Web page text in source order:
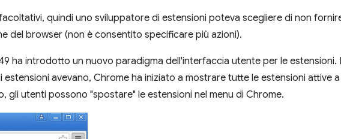
quindi uno sviluppatore di estensioni poteva scegliere di non
del browser (non è consentito specificare più azioni).
ha introdotto un nuovo paradigma dell'interfaccia utente per le estensioni.
avevano, Chrome ha iniziato a mostrare tutte le estensioni attive
gli utenti possono "spostare" le estensioni nel menu di Chrome.